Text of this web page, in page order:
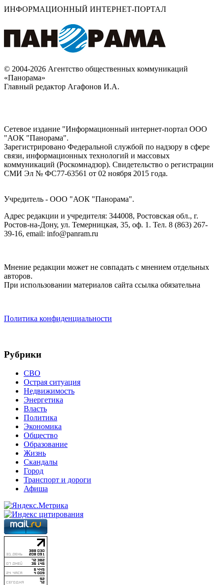
ИНФОРМАЦИОННЫЙ ИНТЕРНЕТ-ПОРТАЛ
© 2004-2026 Агентство общественных коммуникаций
«Панорама»
Главный редактор Агафонов И.А.
Сетевое издание "Информационный интернет-портал ООО
"АОК "Панорама".
Зарегистрировано Федеральной службой по надзору в сфере
связи, информационных технологий и массовых
коммуникаций (Роскомнадзор). Cвидетельство о регистрации
СМИ Эл № ФС77-63561 от 02 ноября 2015 года.
Учредитель - ООО "АОК "Панорама".
Адрес редакции и учредителя: 344008, Ростовская обл., г.
Ростов-на-Дону, ул. Темерницкая, 35, оф. 1. Тел. 8 (863) 267-
39-16, email: info@panram.ru
Мнение редакции может не совпадать с мнением отдельных
авторов.
При использовании материалов сайта ссылка обязательна
Политика конфиденциальности
Рубрики
СВО
Острая ситуация
Недвижимость
Энергетика
Власть
Политика
Экономика
Общество
Образование
Жизнь
Скандалы
Город
Транспорт и дороги
Афиша